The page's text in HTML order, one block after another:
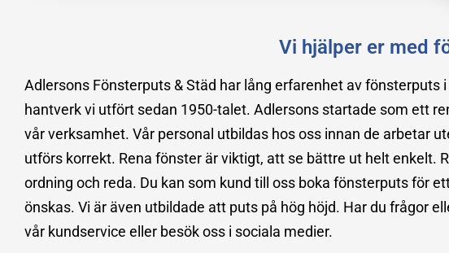
Vi hjälper er med
Adlersons Fönsterputs & Städ har lång erfarenhet av
hantverk vi utfört sedan 1950-talet. Adlersons startade som ett
vår verksamhet. Vår personal utbildas hos oss innan de arbetar
utförs korrekt. Rena fönster är viktigt, att se bättre ut helt enkelt.
ordning och reda. Du kan som kund till oss boka fönsterputs för
önskas. Vi är även utbildade att puts på hög höjd. Har du frågor
vår kundservice eller besök oss i sociala medier.